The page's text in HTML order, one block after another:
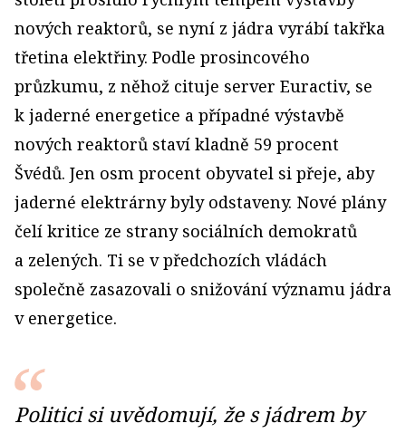
nových reaktorů, se nyní z jádra vyrábí takřka
třetina elektřiny. Podle prosincového
průzkumu, z něhož cituje server Euractiv, se
k jaderné energetice a případné výstavbě
nových reaktorů staví kladně 59 procent
Švédů. Jen osm procent obyvatel si přeje, aby
jaderné elektrárny byly odstaveny. Nové plány
čelí kritice ze strany sociálních demokratů
a zelených. Ti se v předchozích vládách
společně zasazovali o snižování významu jádra
v energetice.
Politici si uvědomují, že s jádrem by